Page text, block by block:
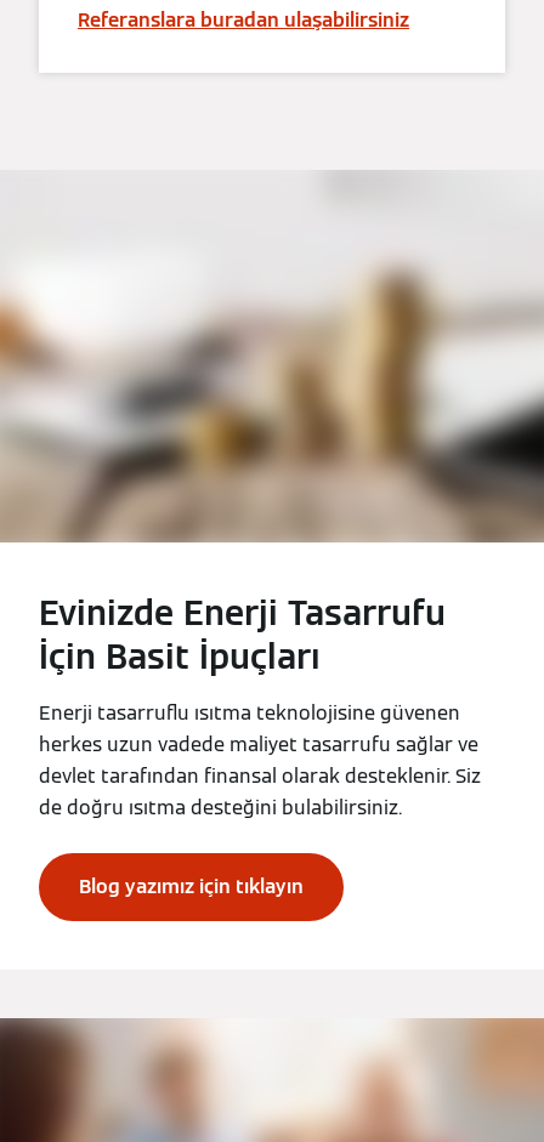
Referanslara buradan ulaşabilirsiniz
Evinizde Enerji Tasarrufu
İçin Basit İpuçları
Enerji tasarruflu ısıtma teknolojisine güvenen
herkes uzun vadede maliyet tasarrufu sağlar ve
devlet tarafından finansal olarak desteklenir. Siz
de doğru ısıtma desteğini bulabilirsiniz.
Blog yazımız için tıklayın